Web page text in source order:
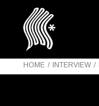
HOME INTERVIEW